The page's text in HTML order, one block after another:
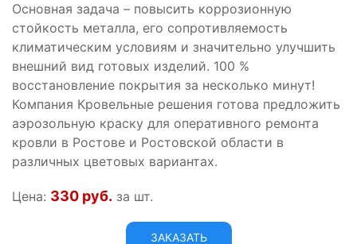
Основная задача – повысить коррозионную
стойкость металла, его сопротивляемость
климатическим условиям и значительно улучшить
внешний вид готовых изделий. 100 %
восстановление покрытия за несколько минут!
Компания Кровельные решения готова предложить
аэрозольную краску для оперативного ремонта
кровли в Ростове и Ростовской области в
различных цветовых вариантах.
Цена: 330 руб. за шт.
ЗАКАЗАТЬ